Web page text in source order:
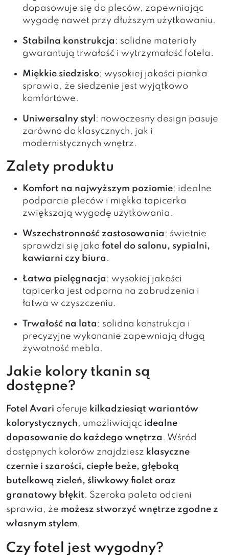
dopasowuje się do pleców, zapewniając
wygodę nawet przy dłuższym użytkowaniu.
Stabilna konstrukcja : solidne materiały
gwarantują trwałość i wytrzymałość fotela.
Miękkie siedzisko: wysokiej jakości pianka
sprawia, że siedzenie jest wyjątkowo
komfortowe.
Uniwersalny styl : nowoczesny design pasuje
zarówno do klasycznych, jak i
modernistycznych wnętrz.
Zalety produktu
Komfort na najwyższym poziomie: idealne
podparcie pleców i miękka tapicerka
zwiększają wygodę użytkowania.
Wszechstronność zastosowania : świetnie
sprawdzi się jako fotel do salonu, sypialni,
kawiarni czy biura .
Łatwa pielęgnacja : wysokiej jakości
tapicerka jest odporna na zabrudzenia i
łatwa w czyszczeniu.
Trwałość na lata : solidna konstrukcja i
precyzyjne wykonanie zapewniają długą
żywotność mebla.
Jakie kolory tkanin są
dostępne?
Fotel Avari oferuje kilkadziesiąt wariantów
kolorystycznych, umożliwiając idealne
dopasowanie do każdego wnętrza . Wśród
dostępnych kolorów znajdziesz klasyczne
czernie i szarości, ciepłe beże, głęboką
butelkową zieleń, śliwkowy fiolet oraz
granatowy błękit. Szeroka paleta odcieni
sprawia, że możesz stworzyć wnętrze zgodne z
własnym stylem.
Czy fotel jest wygodny?